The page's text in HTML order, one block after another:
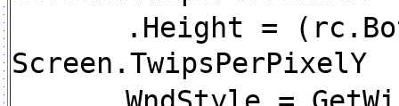
.Height =